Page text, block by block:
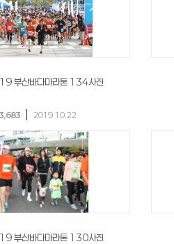
부산바다마라톤 134사진
2019.10.22
부산바다마라톤 130사진